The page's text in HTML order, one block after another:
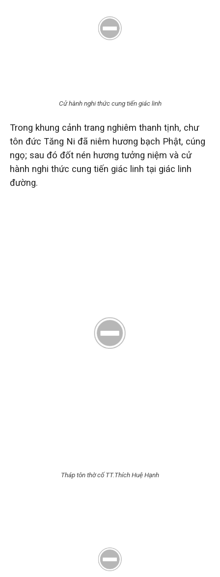
Cử hành nghi thức cung tiến giác linh
Trong khung cảnh trang nghiêm thanh tịnh, chư
tôn đức Tăng Ni đã niêm hương bạch Phật, cúng
ngọ; sau đó đốt nén hương tưởng niệm và cử
hành nghi thức cung tiến giác linh tại giác linh
đường.
Tháp tôn thờ cố TT.Thích Huệ Hạnh